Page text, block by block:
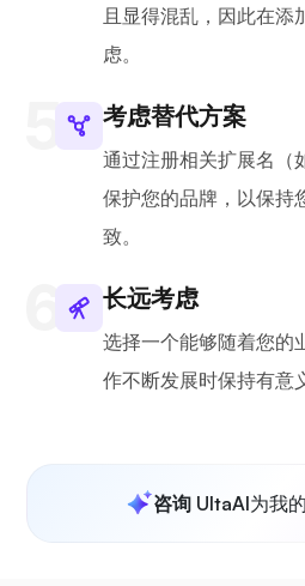
且显得混乱，因此在添
虑。
考虑替代方案
通过注册相关扩展名（
保护您的品牌，以保持
致。
长远考虑
选择一个能够随着您的
作不断发展时保持有意
咨询 UltaAI为我